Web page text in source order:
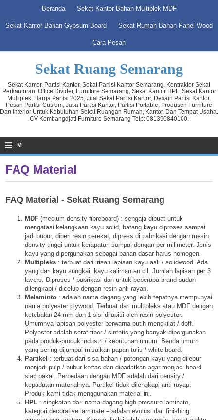
Beranda Sekat Kantor Bahan Multiplek MDF
Sekat Kantor Bahan Gypsum Board Sekat Rumah Bahan Panel Wood
Cara Pesan
Sekat Ruang Semarang
Sekat Kantor, Partisi Kantor, Sekat Partisi Kantor Semarang, Kontraktor Sekat
Perkantoran, Office Divider, Furniture Semarang, Sekat Kantor HPL, Sekat Kantor
Multiplek, Harga Partisi 2025, Jual Sekat Partisi Kantor, Desain Partisi Kantor,
Pesan Partisi Custom, Jasa Partisi Kantor, Partisi Portable, Produsen Furniture
Dan Interior Untuk Kebutuhan Sekat Ruangan Rumah, Kantor, Dan Tempat Usaha.
CV Kembangdjati Furniture Semarang Telp: 081390840100.
≡ M
FAQ Material
FAQ Material - Sekat Ruang Semarang
MDF (medium density fibreboard) : sengaja dibuat untuk
mengatasi kelangkaan kayu solid, batang kayu diproses sampai
jadi bubur, diberi resin perekat, dipress di pabrikasi dengan mesin
density tinggi untuk kerapatan sampai dengan per milimeter. Jenis
kayu yang dipergunakan sebagai bahan dasar harus homogen.
Multipleks : terbuat dari irisan lapisan kayu asli / solidwood. Ada
yang dari kayu sungkai, kayu kalimantan dll. Jumlah lapisan per 3
layers. Diproses / pabrikasi dan untuk beberapa brand sudah
dilengkapi / dicelup dengan resin anti rayap.
Melaminto : adalah nama dagang yang lebih tepatnya mempunyai
nama polyester plywood. Terbuat dari multipleks atau MDF dengan
ketebalan 24 mm dan 1 sisi dilapisi oleh resin polyester.
Umumnya lapisan polyester berwarna putih mengkilat / doff.
Polyester adalah serat fiber / sintetis yang banyak dipergunakan
pada produk-produk industri / kebutuhan umum. Benda umum
yang sering dijumpai misalkan papan tulis / white board.
Partikel : terbuat dari sisa bahan / potongan kayu yang dilebur
menjadi pulp / bubur kertas dan dipadatkan agar menjadi board
siap pakai. Perbedaan dengan MDF adalah dari density /
kepadatan materialnya. Partikel tidak dilengkapi anti rayap.
Produk kami tidak menggunakan material ini.
HPL : singkatan dari nama dagang high pressure laminate,
kategori decorative laminate – adalah evolusi dari finishing